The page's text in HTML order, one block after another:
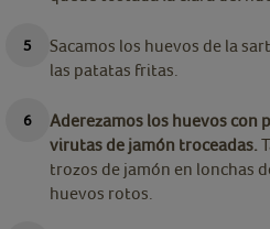
Sacamos los huevos de la
las patatas fritas.
Aderezamos los huevos con
virutas de jamón troceadas.
trozos de jamón en lonchas
huevos rotos.